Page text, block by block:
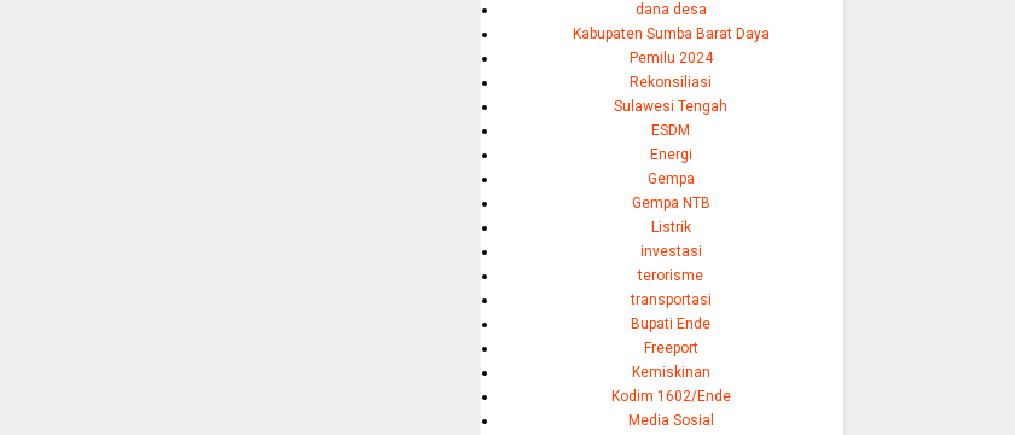
dana desa
Kabupaten Sumba Barat Daya
Pemilu 2024
Rekonsiliasi
Sulawesi Tengah
ESDM
Energi
Gempa
Gempa NTB
Listrik
investasi
terorisme
transportasi
Bupati Ende
Freeport
Kemiskinan
Kodim 1602/Ende
Media Sosial